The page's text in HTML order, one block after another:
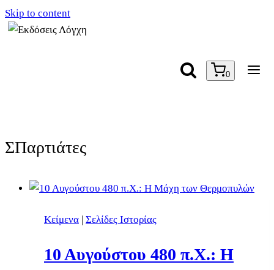
Skip to content
0
ΣΠαρτιάτες
Κείμενα Σελίδες Ιστορίας
10 Αυγούστου 480 π.Χ.: Η